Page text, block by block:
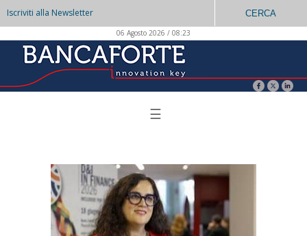
Iscriviti alla Newsletter CERCA
06 Agosto 2026 / 08:23
☰